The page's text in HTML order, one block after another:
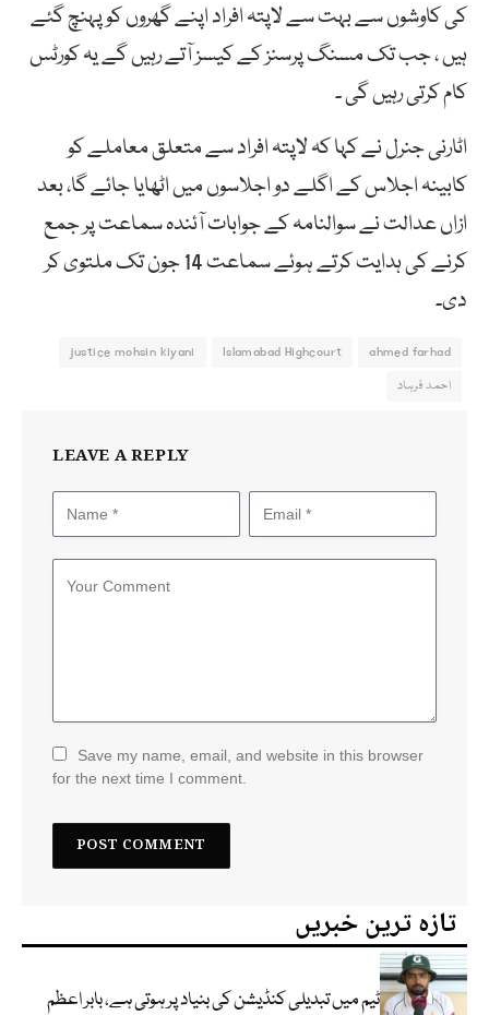
کی کاوشوں سے بہت سے لاپتہ افراد اپنے گھروں کو پہنچ گئے
ہیں ، جب تک مسنگ پرسنز کے کیسز آتے رہیں گے یہ کورٹس
کام کرتی رہیں گی ۔
اٹارنی جنرل نے کہا کہ لاپتہ افراد سے متعلق معاملے کو
کابینہ اجلاس کے اگلے دو اجلاسوں میں اٹھایا جائے گا، بعد
ازاں عدالت نے سوالنامہ کے جوابات آئندہ سماعت پر جمع
کرنے کی ہدایت کرتے ہوئے سماعت 14 جون تک ملتوی کر
دی۔
ahmed farhad
Islamabad Highcourt
justice mohsin kiyani
احمد فرہاد
LEAVE A REPLY
Save my name, email, and website in this browser
for the next time I comment.
تازہ ترین خبریں
ٹیم میں تبدیلی کنڈیشن کی بنیاد پر ہوتی ہے، بابر اعظم